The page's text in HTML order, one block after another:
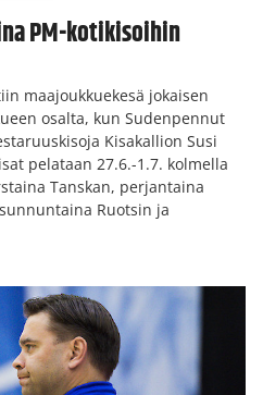
PM-kotikisoihin
maajoukkuekesä jokaisen
osalta, kun Sudenpennut
Kisakallion Susi
pelataan 27.6.-1.7. kolmella
Tanskan, perjantaina
Ruotsin ja